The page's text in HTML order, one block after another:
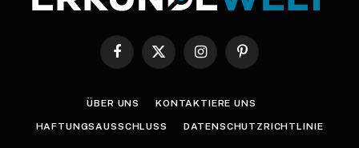
Facebook
X
InstagramPinterest
ÜBER UNS KONTAKTIERE UNS
HAFTUNGSAUSSCHLUSS DATENSCHUTZRICHTLINIE